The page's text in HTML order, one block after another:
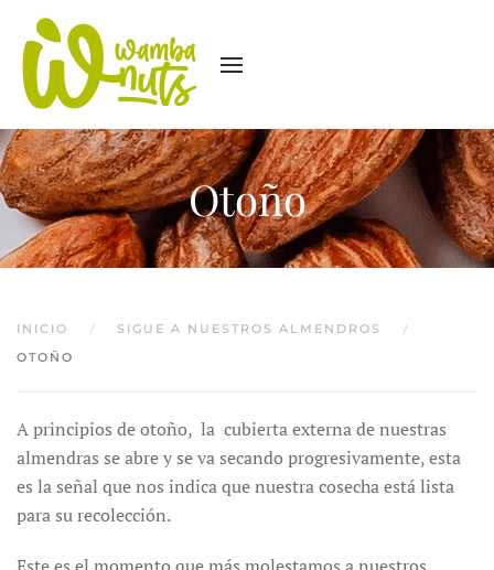
Otoño
INICIO
SIGUE A NUESTROS ALMENDROS
OTOÑO
A principios de otoño, la cubierta externa de nuestras
almendras se abre y se va secando progresivamente, esta
es la señal que nos indica que nuestra cosecha está lista
para su recolección.